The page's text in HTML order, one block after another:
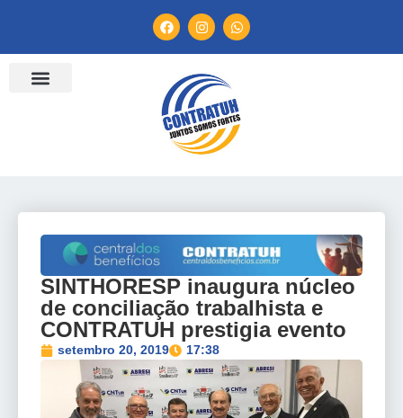
SINTHORESP inaugura núcleo
de conciliação trabalhista e
CONTRATUH prestigia evento
setembro 20, 2019 17:38